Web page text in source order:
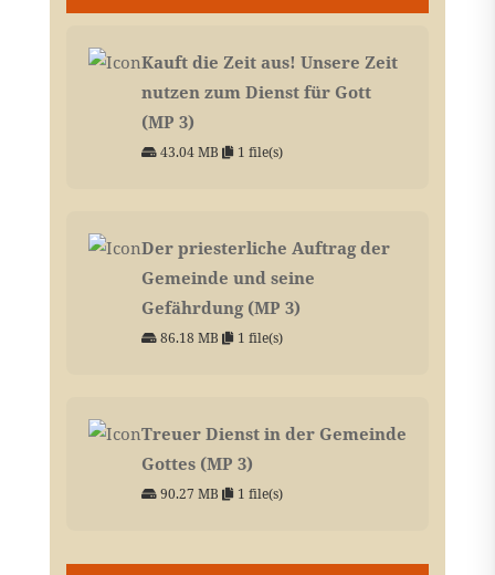
Kauft die Zeit aus! Unsere Zeit
nutzen zum Dienst für Gott
(MP 3)
43.04 MB 1 file(s)
Der priesterliche Auftrag der
Gemeinde und seine
Gefährdung (MP 3)
86.18 MB 1 file(s)
Treuer Dienst in der Gemeinde
Gottes (MP 3)
90.27 MB 1 file(s)